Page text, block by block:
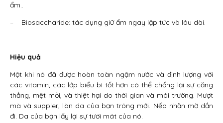
ẩm..
– Biosaccharide: tác dụng giữ ẩm ngay lập tức và lâu dài.
Hiệu quả
Một khi nó đã được hoàn toàn ngậm nước và định lượng với
các vitamin, các lớp biểu bì tốt hơn có thể chống lại sự căng
thẳng, mệt mỏi, và thiệt hại do thời gian và môi trường. Mượt
mà và suppler, làn da của bạn trông mới. Nếp nhăn mờ dần
đi. Da của bạn lấy lại sự tươi mát của nó.